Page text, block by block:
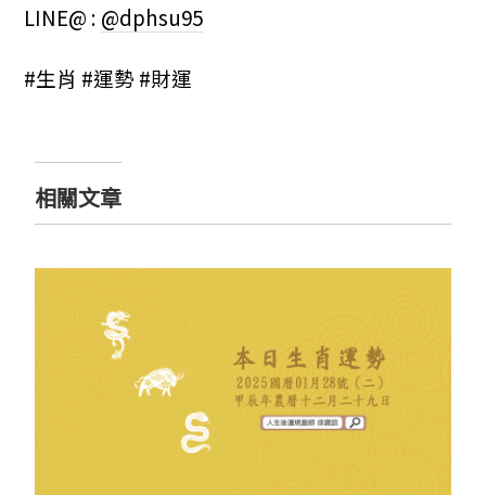
LINE@ : @dphsu95
#生肖 #運勢 #財運
相關文章